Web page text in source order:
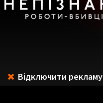
Відключити рекламу